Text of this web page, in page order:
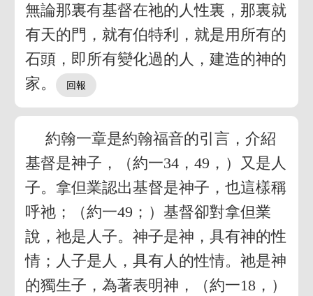
無論那裏有基督在祂的人性裏，那裏就
有天的門，就有伯特利，就是用所有的
石頭，即所有變化過的人，建造的神的
家。
約翰一章是約翰福音的引言，介紹
基督是神子，（約一34，49，）又是人
子。拿但業認出基督是神子，也這樣稱
呼祂；（約一49；）基督卻對拿但業
說，祂是人子。神子是神，具有神的性
情；人子是人，具有人的性情。祂是神
的獨生子，為著表明神，（約一18，）